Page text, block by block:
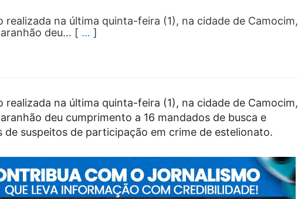
realizada na última quinta-feira (1), na cidade de Camocim,
deu… [ … ]
realizada na última quinta-feira (1), na cidade de Camocim,
deu cumprimento a 16 mandados de busca e
de suspeitos de participação em crime de estelionato.